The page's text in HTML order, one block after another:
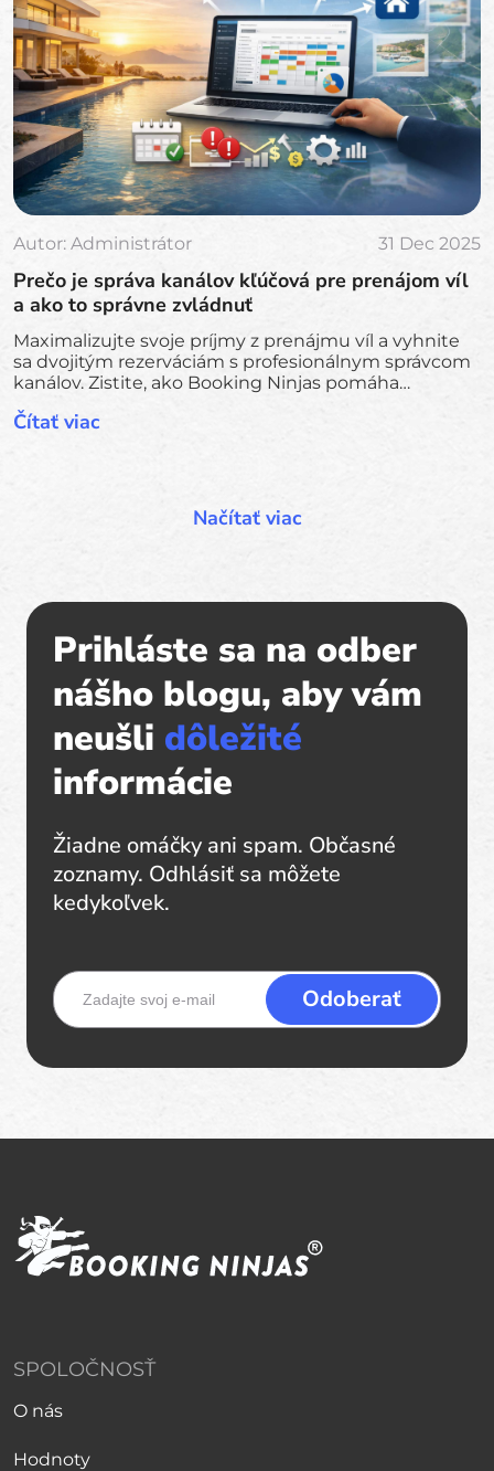
Autor: Administrátor 31 Dec 2025
Prečo je správa kanálov kľúčová pre prenájom víl
a ako to správne zvládnuť
Maximalizujte svoje príjmy z prenájmu víl a vyhnite
sa dvojitým rezerváciám s profesionálnym správcom
kanálov. Zistite, ako Booking Ninjas pomáha
platformy a rozšíriť váš luxusný prenájom.
Čítať viac
Prihláste sa na odber
nášho blogu, aby vám
neušli dôležité
informácie
Žiadne omáčky ani spam. Občasné
zoznamy. Odhlásiť sa môžete
kedykoľvek.
SPOLOČNOSŤ
O nás
Hodnoty